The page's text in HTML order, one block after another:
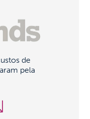
de
pela